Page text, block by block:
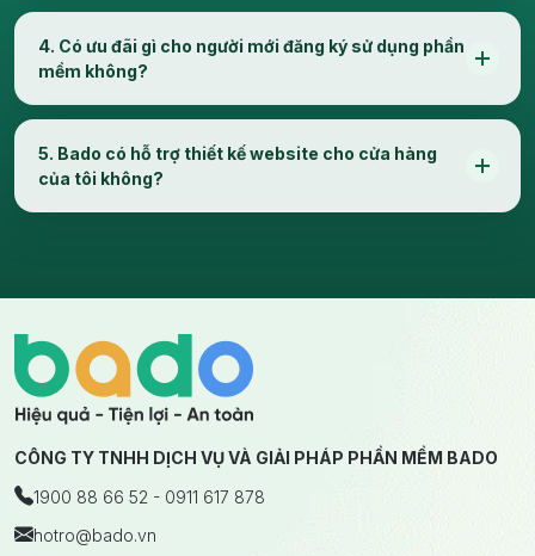
4. Có ưu đãi gì cho người mới đăng ký sử dụng phần
mềm không?
5. Bado có hỗ trợ thiết kế website cho cửa hàng
của tôi không?
CÔNG TY TNHH DỊCH VỤ VÀ GIẢI PHÁP PHẦN MỀM BADO
1900 88 66 52 - 0911 617 878
hotro@bado.vn